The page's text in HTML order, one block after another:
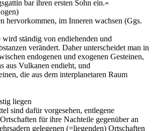
bar ihren ersten Sohn ein.«
hervorkommen, im Inneren wachsen (Ggs.
ständig von endiehenden und
verändert. Daher unterscheidet man in
endogenen und exogenen Gesteinen,
aus Vulkanen endieht, und
die aus dem interplanetaren Raum
liegen
sind dafür vorgesehen, entlegene
für ihre Nachteile gegenüber an
gelegenen (=liegenden) Ortschaften